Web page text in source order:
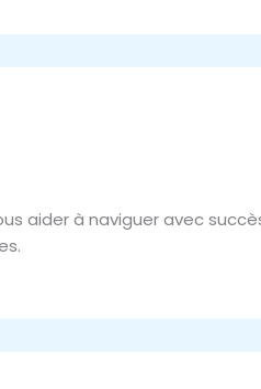
aider à naviguer avec